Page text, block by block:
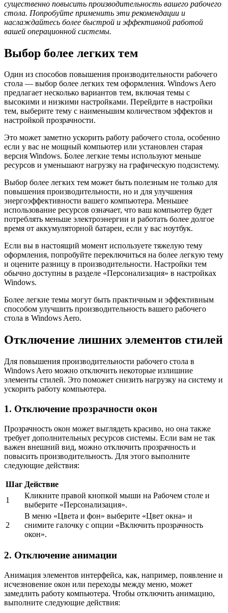
существенно повысить производительность вашего рабочего
стола. Попробуйте применить эти рекомендации и
наслаждайтесь более быстрой и эффективной работой
вашей операционной системы.
Выбор более легких тем
Один из способов повышения производительности рабочего
стола — выбор более легких тем оформления. Windows Aero
предлагает несколько вариантов тем, включая темы с
высокими и низкими настройками. Перейдите в настройки
тем, выберите тему с наименьшим количеством эффектов и
настройкой прозрачности.
Это может заметно ускорить работу рабочего стола, особенно
если у вас не мощный компьютер или установлен старая
версия Windows. Более легкие темы используют меньше
ресурсов и уменьшают нагрузку на графическую подсистему.
Выбор более легких тем может быть полезным не только для
повышения производительности, но и для улучшения
энергоэффективности вашего компьютера. Меньшее
использование ресурсов означает, что ваш компьютер будет
потреблять меньше электроэнергии и работать более долгое
время от аккумуляторной батареи, если у вас ноутбук.
Если вы в настоящий момент используете тяжелую тему
оформления, попробуйте переключиться на более легкую тему
и оцените разницу в производительности. Настройки тем
обычно доступны в разделе «Персонализация» в настройках
Windows.
Более легкие темы могут быть практичным и эффективным
способом улучшить производительность вашего рабочего
стола в Windows Aero.
Отключение лишних элементов стилей
Для повышения производительности рабочего стола в
Windows Aero можно отключить некоторые излишние
элементы стилей. Это поможет снизить нагрузку на систему и
ускорить работу компьютера.
1. Отключение прозрачности окон
Прозрачность окон может выглядеть красиво, но она также
требует дополнительных ресурсов системы. Если вам не так
важен внешний вид, можно отключить прозрачность и
повысить производительность. Для этого выполните
следующие действия:
Шаг Действие
1
Кликните правой кнопкой мыши на Рабочем столе и
выберите «Персонализация».
2
В меню «Цвета и фон» выберите «Цвет окна» и
снимите галочку с опции «Включить прозрачность
окон».
2. Отключение анимации
Анимация элементов интерфейса, как, например, появление и
исчезновение окон или переходы между меню, может
замедлить работу компьютера. Чтобы отключить анимацию,
выполните следующие действия: